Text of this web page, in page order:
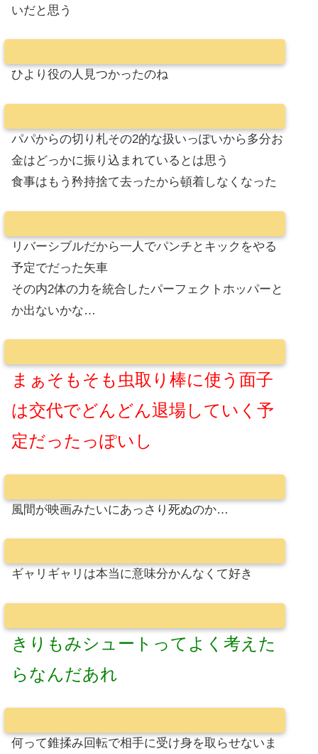
いだと思う
ひより役の人見つかったのね
パパからの切り札その2的な扱いっぽいから多分お
金はどっかに振り込まれているとは思う
食事はもう矜持捨て去ったから頓着しなくなった
リバーシブルだから一人でパンチとキックをやる
予定でだった矢車
その内2体の力を統合したパーフェクトホッパーと
か出ないかな…
まぁそもそも虫取り棒に使う面子
は交代でどんどん退場していく予
定だったっぽいし
風間が映画みたいにあっさり死ぬのか…
ギャリギャリは本当に意味分かんなくて好き
きりもみシュートってよく考えた
らなんだあれ
何って錐揉み回転で相手に受け身を取らせないま